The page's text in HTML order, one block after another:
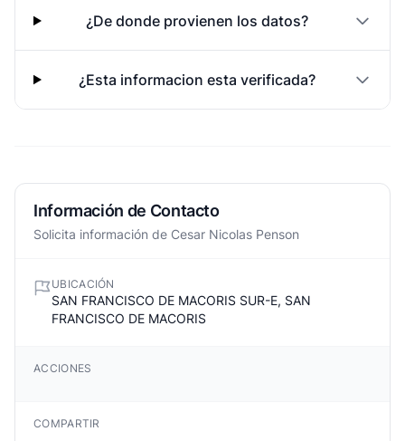
¿De donde provienen los datos?
¿Esta informacion esta verificada?
Información de Contacto
Solicita información de Cesar Nicolas Penson
UBICACIÓN
SAN FRANCISCO DE MACORIS SUR-E, SAN
FRANCISCO DE MACORIS
ACCIONES
COMPARTIR